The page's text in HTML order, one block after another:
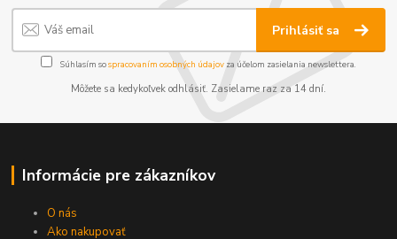
Prihlásiť sa
Súhlasím sospracovaním osobných údajov za účelom zasielania newslettera.
Môžete sa kedykoľvek odhlásiť. Zasielame raz za 14 dní.
Informácie pre zákazníkov
O nás
Ako nakupovať